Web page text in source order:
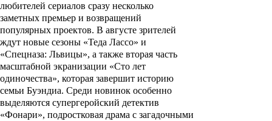
любителей сериалов сразу несколько
заметных премьер и возвращений
популярных проектов. В августе зрителей
ждут новые сезоны «Теда Лассо» и
«Спецназа: Львицы», а также вторая часть
масштабной экранизации «Сто лет
одиночества», которая завершит историю
семьи Буэндиа. Среди новинок особенно
выделяются супергеройский детектив
«Фонари», подростковая драма с загадочными